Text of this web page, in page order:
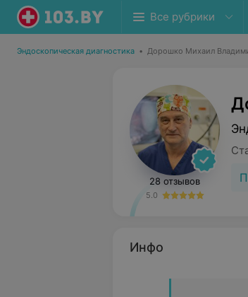
Все рубрики
Эндоскопическая диагностика • Дорошко Михаил
28 отзывов
5.0
Инфо